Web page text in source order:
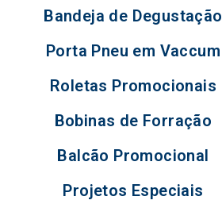
Bandeja de Degustação
Porta Pneu em Vaccum
Roletas Promocionais
Bobinas de Forração
Balcão Promocional
Projetos Especiais